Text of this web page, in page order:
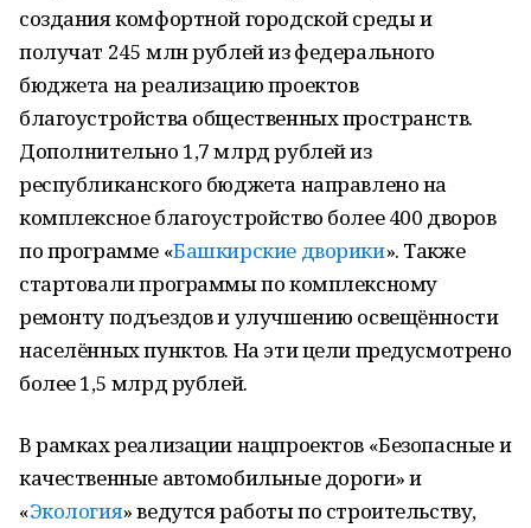
создания комфортной городской среды и
получат 245 млн рублей из федерального
бюджета на реализацию проектов
благоустройства общественных пространств.
Дополнительно 1,7 млрд рублей из
республиканского бюджета направлено на
комплексное благоустройство более 400 дворов
по программе «Башкирские дворики». Также
стартовали программы по комплексному
ремонту подъездов и улучшению освещённости
населённых пунктов. На эти цели предусмотрено
более 1,5 млрд рублей.
В рамках реализации нацпроектов «Безопасные и
качественные автомобильные дороги» и
«Экология» ведутся работы по строительству,